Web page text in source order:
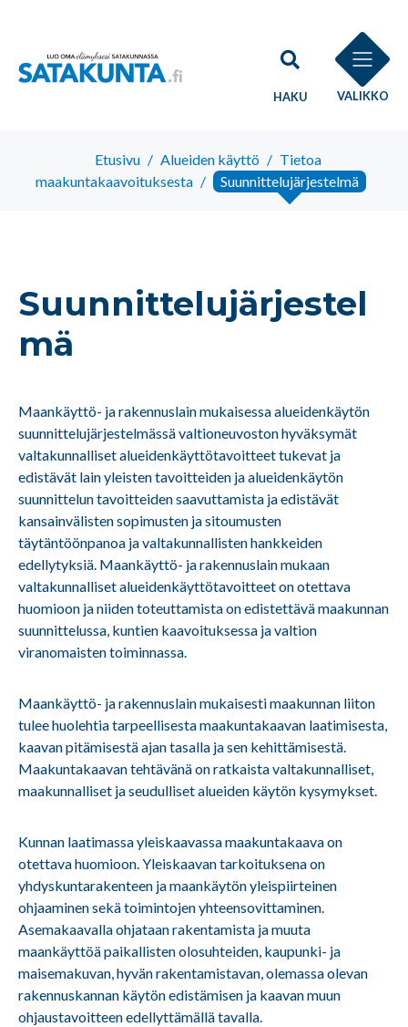
HAKU VALIKKO
Etusivu / Alueiden käyttö / Tietoa
maakuntakaavoituksesta / Suunnittelujärjestelmä
Suunnittelujärjestel
mä
Maankäyttö- ja rakennuslain mukaisessa alueidenkäytön
suunnittelujärjestelmässä valtioneuvoston hyväksymät
valtakunnalliset alueidenkäyttötavoitteet tukevat ja
edistävät lain yleisten tavoitteiden ja alueidenkäytön
suunnittelun tavoitteiden saavuttamista ja edistävät
kansainvälisten sopimusten ja sitoumusten
täytäntöönpanoa ja valtakunnallisten hankkeiden
edellytyksiä. Maankäyttö- ja rakennuslain mukaan
valtakunnalliset alueidenkäyttötavoitteet on otettava
huomioon ja niiden toteuttamista on edistettävä maakunnan
suunnittelussa, kuntien kaavoituksessa ja valtion
viranomaisten toiminnassa.
Maankäyttö- ja rakennuslain mukaisesti maakunnan liiton
tulee huolehtia tarpeellisesta maakuntakaavan laatimisesta,
kaavan pitämisestä ajan tasalla ja sen kehittämisestä.
Maakuntakaavan tehtävänä on ratkaista valtakunnalliset,
maakunnalliset ja seudulliset alueiden käytön kysymykset.
Kunnan laatimassa yleiskaavassa maakuntakaava on
otettava huomioon. Yleiskaavan tarkoituksena on
yhdyskuntarakenteen ja maankäytön yleispiirteinen
ohjaaminen sekä toimintojen yhteensovittaminen.
Asemakaavalla ohjataan rakentamista ja muuta
maankäyttöä paikallisten olosuhteiden, kaupunki- ja
maisemakuvan, hyvän rakentamistavan, olemassa olevan
rakennuskannan käytön edistämisen ja kaavan muun
ohjaustavoitteen edellyttämällä tavalla.